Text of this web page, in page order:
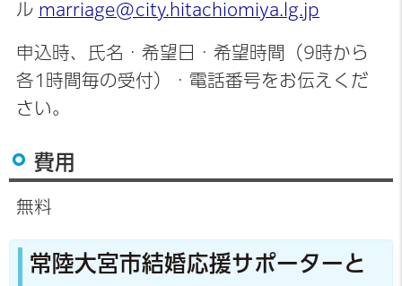
ル marriage@city.hitachiomiya.lg.jp
申込時、氏名・希望日・希望時間（9時から
各1時間毎の受付）・電話番号をお伝えくだ
さい。
費用
無料
常陸大宮市結婚応援サポーターと